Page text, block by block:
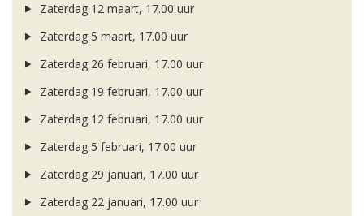
Zaterdag 12 maart, 17.00 uur
Zaterdag 5 maart, 17.00 uur
Zaterdag 26 februari, 17.00 uur
Zaterdag 19 februari, 17.00 uur
Zaterdag 12 februari, 17.00 uur
Zaterdag 5 februari, 17.00 uur
Zaterdag 29 januari, 17.00 uur
Zaterdag 22 januari, 17.00 uur